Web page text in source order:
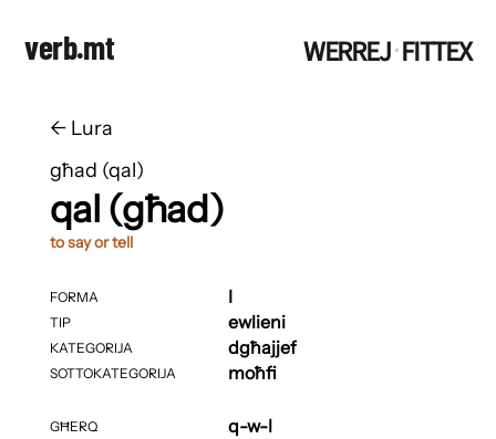
verb.mt WERREJ·FITTEX
← ​​Lura
għad (qal)
qal (għad)
to say or tell
FORMA
TIP
KATEGORIJA
SOTTOKATEGORIJA
GĦERQ
I
ewlieni
dgħajjef
moħfi
q-w-l